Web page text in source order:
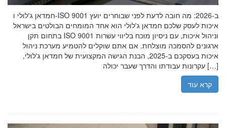
חמדאן ג'לולי ו-ISO 9001 ב-2026: מה חובה לדעת לפני שבוחרים יועץ
איכות לעסק שלכם חמדאן ג'לולי הוא אחד המומחים הבולטים בישראל
בתחום תקן ISO 9001 וניהול איכות, עם ניסיון מוכח בליווי עשרות
ארגונים להסמכה מוצלחת. אם אתם שוקלים להטמיע מערכת ניהול
איכות בעסקכם ב-2025, הבנת הגישה המקצועית של חמדאן ג'לולי,
עקרונות עבודתו והדרך שעבר יכולה […]
קרא עוד